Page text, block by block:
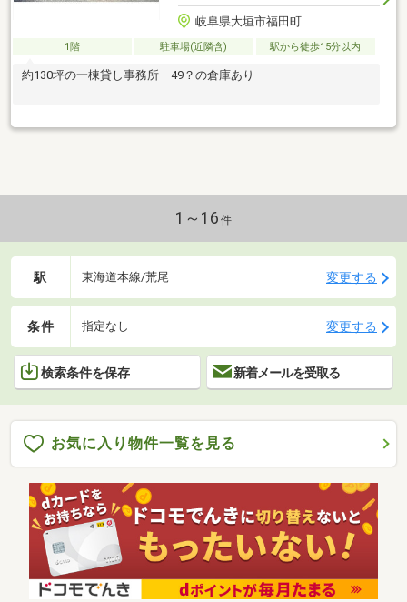
岐阜県大垣市福田町
1階 駐車場(近隣含) 駅から徒歩15分以内
約130坪の一棟貸し事務所 49？の倉庫あり
1～16 件
駅 東海道本線/荒尾 変更する
条件 指定なし 変更する
検索条件を保存 新着メールを受取る
お気に入り物件一覧を見る